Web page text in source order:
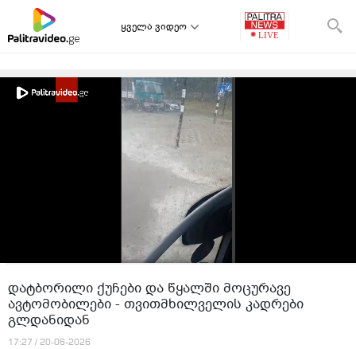
ყველა ვიდეო
დატბორილი ქუჩები და წყალში მოცურავე
ავტომობილები - თვითმხილველის კადრები
გლდანიდან
17:27 / 20-06-2026